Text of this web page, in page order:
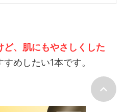
ど、肌にもやさしくした
めしたい1本です。